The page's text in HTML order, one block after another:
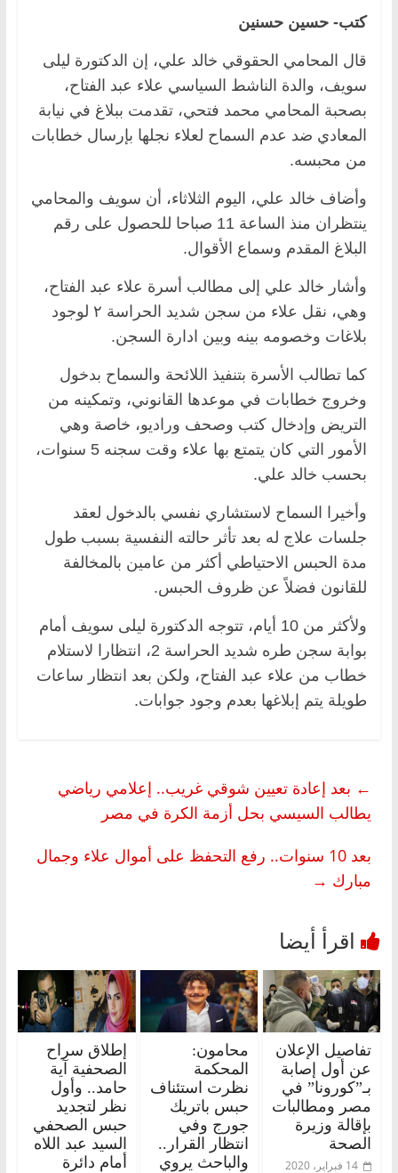
كتب- حسين حسنين
قال المحامي الحقوقي خالد علي، إن الدكتورة ليلى
سويف، والدة الناشط السياسي علاء عبد الفتاح،
بصحبة المحامي محمد فتحي، تقدمت ببلاغ في نيابة
المعادي ضد عدم السماح لعلاء نجلها بإرسال خطابات
من محبسه.
وأضاف خالد علي، اليوم الثلاثاء، أن سويف والمحامي
ينتظران منذ الساعة 11 صباحا للحصول على رقم
البلاغ المقدم وسماع الأقوال.
وأشار خالد علي إلى مطالب أسرة علاء عبد الفتاح،
وهي، نقل علاء من سجن شديد الحراسة ٢ لوجود
بلاغات وخصومه بينه وبين ادارة السجن.
كما تطالب الأسرة بتنفيذ اللائحة والسماح بدخول
وخروج خطابات في موعدها القانوني، وتمكينه من
التريض وإدخال كتب وصحف وراديو، خاصة وهي
الأمور التي كان يتمتع بها علاء وقت سجنه 5 سنوات،
بحسب خالد علي.
وأخيرا السماح لاستشاري نفسي بالدخول لعقد
جلسات علاج له بعد تأثر حالته النفسية بسبب طول
مدة الحبس الاحتياطي أكثر من عامين بالمخالفة
للقانون فضلاً عن ظروف الحبس.
ولأكثر من 10 أيام، تتوجه الدكتورة ليلى سويف أمام
بوابة سجن طره شديد الحراسة 2، انتظارا لاستلام
خطاب من علاء عبد الفتاح، ولكن بعد انتظار ساعات
طويلة يتم إبلاغها بعدم وجود جوابات.
← بعد إعادة تعيين شوقي غريب.. إعلامي رياضي
يطالب السيسي بحل أزمة الكرة في مصر
بعد 10 سنوات.. رفع التحفظ على أموال علاء وجمال
مبارك →
تفاصيل الإعلان
عن أول إصابة
بـ”كورونا” في
مصر ومطالبات
بإقالة وزيرة
الصحة
14 فبراير، 2020
محامون:
المحكمة
نظرت استئناف
حبس باتريك
جورج وفي
انتظار القرار..
والباحث يروي
إطلاق سراح
الصحفية آية
حامد.. وأول
نظر لتجديد
حبس الصحفي
السيد عبد اللاه
أمام دائرة